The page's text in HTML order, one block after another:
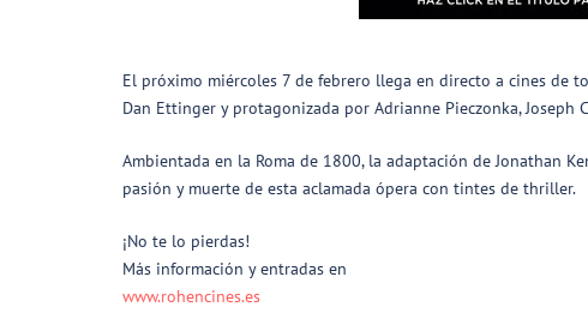
El próximo miércoles 7 de febrero llega en directo a cines de
Dan Ettinger y protagonizada por Adrianne Pieczonka, Joseph
Ambientada en la Roma de 1800, la adaptación de Jonathan
pasión y muerte de esta aclamada ópera con tintes de thriller.
¡No te lo pierdas!
Más información y entradas en
www.rohencines.es